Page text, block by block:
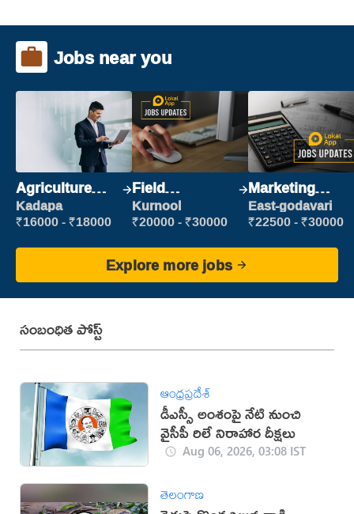
Jobs near you
Agriculture
Labour
Kadapa
₹16000 - ₹18000
Field
Marketing
Executive
Kurnool
₹20000 - ₹30000
Marketing
Executive
East-godavari
₹22500 - ₹30000
Explore more jobs
సంబంధిత పోస్ట్
ఆంధ్రప్రదేశ్
డీఎస్సీ అంశంపై నేటి నుంచి
వైసీపీ రిలే నిరాహార దీక్షలు
Aug 06, 2026, 03:08 IST
తెలంగాణ